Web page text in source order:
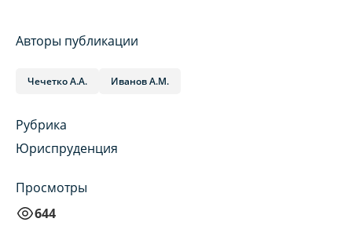
Авторы публикации
Чечетко А.А. Иванов А.М.
Рубрика
Юриспруденция
Просмотры
644